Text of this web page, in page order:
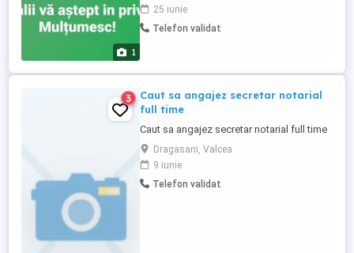
1
25 iunie
Telefon validat
3
Caut sa angajez secretar notarial
full time
Caut sa angajez secretar notarial full time
Dragasani, Valcea
9 iunie
Telefon validat